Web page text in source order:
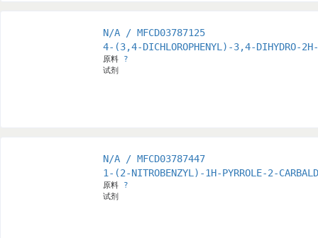
N/A / MFCD03787125
4-(3,4-DICHLOROPHENYL)-3,4-DIHYDRO-2H-
原料 ?
试剂
N/A / MFCD03787447
1-(2-NITROBENZYL)-1H-PYRROLE-2-
原料 ?
试剂